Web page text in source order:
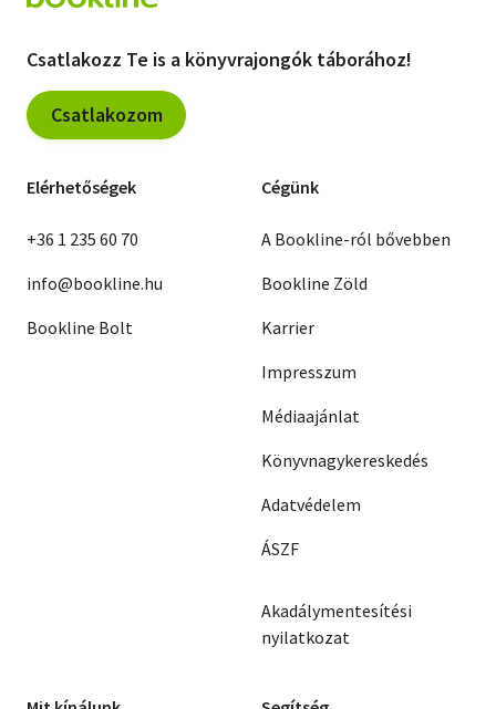
Csatlakozz Te is a könyvrajongók táborához!
Csatlakozom
Elérhetőségek
+36 1 235 60 70
info@bookline.hu
Bookline Bolt
Cégünk
A Bookline-ról bővebben
Bookline Zöld
Karrier
Impresszum
Médiaajánlat
Könyvnagykereskedés
Adatvédelem
ÁSZF
Akadálymentesítési
nyilatkozat